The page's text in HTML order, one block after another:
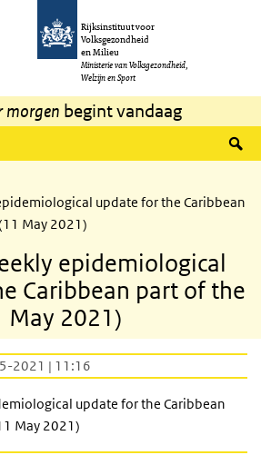
gaan
Rijksinstituut voor
Volksgezondheid
en Milieu
Ministerie van Volksgezondheid,
Welzijn en Sport
morgen begint vandaag
update for the Caribbean
May 2021)
epidemiological
Caribbean part of the
May 2021)
2021 | 11:16
update for the Caribbean
May 2021)